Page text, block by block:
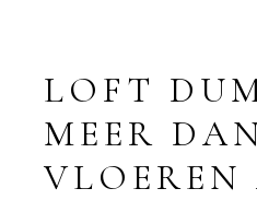
LOFT
MEER
VLOEREN